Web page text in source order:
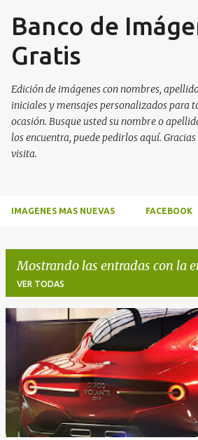
Ir al contenido
Banco de
Gratis
Edición de imágenes con nombres,
iniciales y mensajes personalizados para
ocasión. Busque usted su nombre o
los encuentra, puede pedirlos aquí.
visita.
IMAGENES MAS NUEVAS FACEBOOK
Mostrando las entradas con la
VER TODAS
r
a
d